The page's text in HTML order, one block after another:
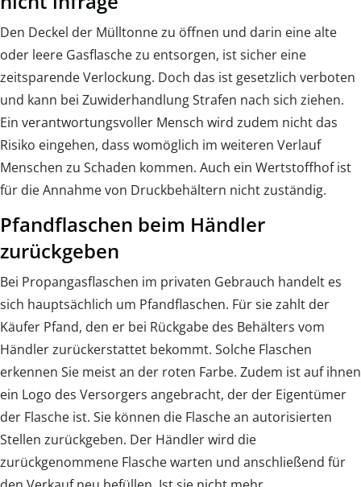
Den Deckel der Mülltonne zu öffnen und darin eine alte
oder leere Gasflasche zu entsorgen, ist sicher eine
zeitsparende Verlockung. Doch das ist gesetzlich verboten
und kann bei Zuwiderhandlung Strafen nach sich ziehen.
Ein verantwortungsvoller Mensch wird zudem nicht das
Risiko eingehen, dass womöglich im weiteren Verlauf
Menschen zu Schaden kommen. Auch ein Wertstoffhof ist
für die Annahme von Druckbehältern nicht zuständig.
Pfandflaschen beim Händler
zurückgeben
Bei Propangasflaschen im privaten Gebrauch handelt es
sich hauptsächlich um Pfandflaschen. Für sie zahlt der
Käufer Pfand, den er bei Rückgabe des Behälters vom
Händler zurückerstattet bekommt. Solche Flaschen
erkennen Sie meist an der roten Farbe. Zudem ist auf ihnen
ein Logo des Versorgers angebracht, der der Eigentümer
der Flasche ist. Sie können die Flasche an autorisierten
Stellen zurückgeben. Der Händler wird die
zurückgenommene Flasche warten und anschließend für